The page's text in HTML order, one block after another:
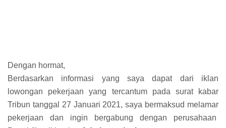
Dengan hormat,
Berdasarkan informasi yang saya dapat dari iklan
lowongan pekerjaan yang tercantum pada surat kabar
Tribun tanggal 27 Januari 2021, saya bermaksud melamar
pekerjaan dan ingin bergabung dengan perusahaan